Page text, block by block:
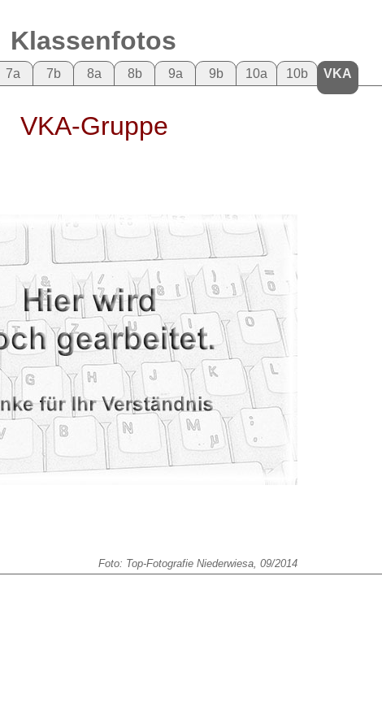
Klassenfotos
7a 7b 8a 8b 9a 9b 10a 10b VKA
VKA-Gruppe
Foto: Top-Fotografie Niederwiesa, 09/2014